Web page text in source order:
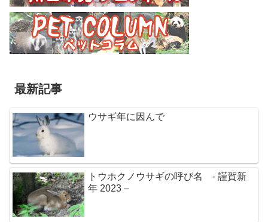
最新記事
ウサギ年に因んで
トウホクノウサギの呼び名 - 謹賀新
年 2023 –